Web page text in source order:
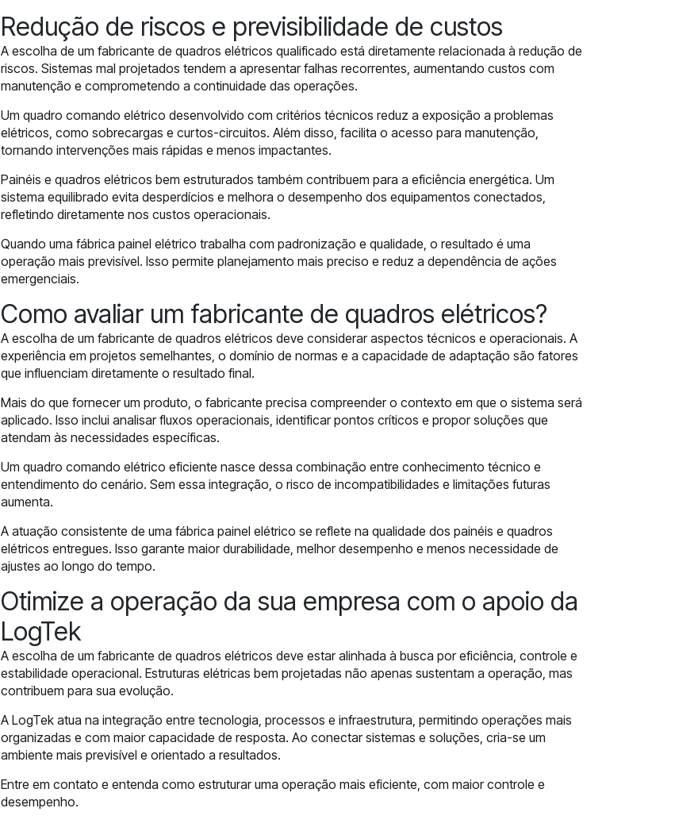
Redução de riscos e previsibilidade de custos
A escolha de um fabricante de quadros elétricos qualificado está diretamente relacionada à redução de
riscos. Sistemas mal projetados tendem a apresentar falhas recorrentes, aumentando custos com
manutenção e comprometendo a continuidade das operações.
Um quadro comando elétrico desenvolvido com critérios técnicos reduz a exposição a problemas
elétricos, como sobrecargas e curtos-circuitos. Além disso, facilita o acesso para manutenção,
tornando intervenções mais rápidas e menos impactantes.
Painéis e quadros elétricos bem estruturados também contribuem para a eficiência energética. Um
sistema equilibrado evita desperdícios e melhora o desempenho dos equipamentos conectados,
refletindo diretamente nos custos operacionais.
Quando uma fábrica painel elétrico trabalha com padronização e qualidade, o resultado é uma
operação mais previsível. Isso permite planejamento mais preciso e reduz a dependência de ações
emergenciais.
Como avaliar um fabricante de quadros elétricos?
A escolha de um fabricante de quadros elétricos deve considerar aspectos técnicos e operacionais. A
experiência em projetos semelhantes, o domínio de normas e a capacidade de adaptação são fatores
que influenciam diretamente o resultado final.
Mais do que fornecer um produto, o fabricante precisa compreender o contexto em que o sistema será
aplicado. Isso inclui analisar fluxos operacionais, identificar pontos críticos e propor soluções que
atendam às necessidades específicas.
Um quadro comando elétrico eficiente nasce dessa combinação entre conhecimento técnico e
entendimento do cenário. Sem essa integração, o risco de incompatibilidades e limitações futuras
aumenta.
A atuação consistente de uma fábrica painel elétrico se reflete na qualidade dos painéis e quadros
elétricos entregues. Isso garante maior durabilidade, melhor desempenho e menos necessidade de
ajustes ao longo do tempo.
Otimize a operação da sua empresa com o apoio da
LogTek
A escolha de um fabricante de quadros elétricos deve estar alinhada à busca por eficiência, controle e
estabilidade operacional. Estruturas elétricas bem projetadas não apenas sustentam a operação, mas
contribuem para sua evolução.
A LogTek atua na integração entre tecnologia, processos e infraestrutura, permitindo operações mais
organizadas e com maior capacidade de resposta. Ao conectar sistemas e soluções, cria-se um
ambiente mais previsível e orientado a resultados.
Entre em contato e entenda como estruturar uma operação mais eficiente, com maior controle e
desempenho.